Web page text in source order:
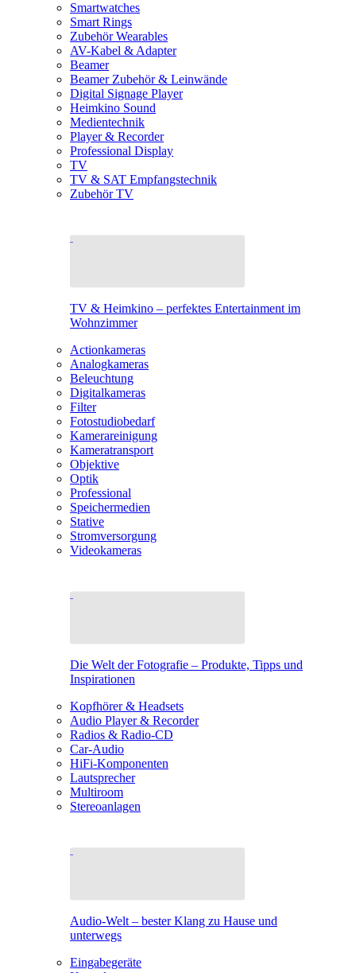
Smartwatches
Smart Rings
Zubehör Wearables
AV-Kabel & Adapter
Beamer
Beamer Zubehör & Leinwände
Digital Signage Player
Heimkino Sound
Medientechnik
Player & Recorder
Professional Display
TV
TV & SAT Empfangstechnik
Zubehör TV
TV & Heimkino – perfektes Entertainment im
Wohnzimmer
Actionkameras
Analogkameras
Beleuchtung
Digitalkameras
Filter
Fotostudiobedarf
Kamerareinigung
Kameratransport
Objektive
Optik
Professional
Speichermedien
Stative
Stromversorgung
Videokameras
Die Welt der Fotografie – Produkte, Tipps und
Inspirationen
Kopfhörer & Headsets
Audio Player & Recorder
Radios & Radio-CD
Car-Audio
HiFi-Komponenten
Lautsprecher
Multiroom
Stereoanlagen
Audio-Welt – bester Klang zu Hause und
unterwegs
Eingabegeräte